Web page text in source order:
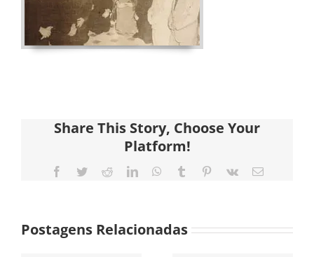
Share This Story, Choose Your
Platform!
Facebook
TwitterRedditLinkedInWhatsApp
Tumblr Pinterest
Vk
E-
Postagens Relacionadas